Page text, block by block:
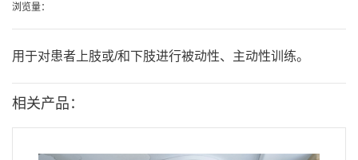
浏览量：
用于对患者上肢或/和下肢进行被动性、主动性训练。
相关产品：